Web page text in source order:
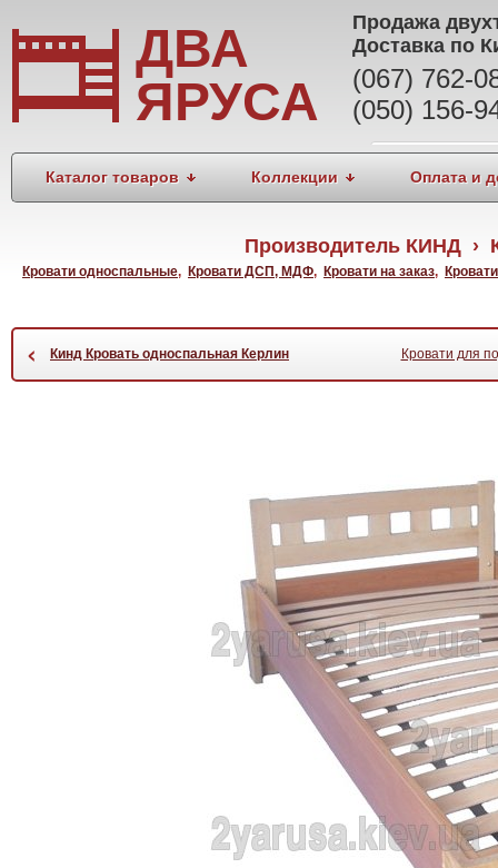
ДВА
ЯРУСА
Продажа
Доставка по
(067) 762-
(050) 156-
Каталог товаров Коллекции Оплата и
Производитель КИНД ›
Кровати односпальные, Кровати ДСП, МДФ, Кровати на заказ,
‹ Кинд Кровать односпальная Керлин Кровати для